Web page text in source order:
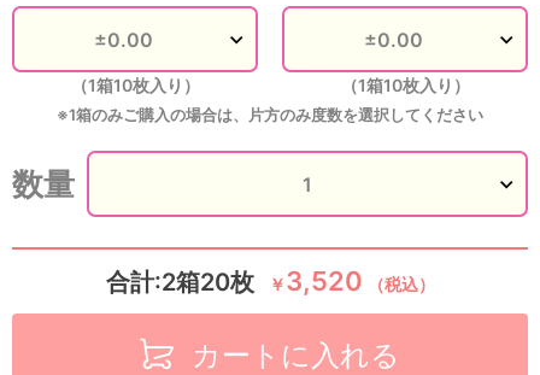
（1箱10枚入り） （1箱10枚入り）
※1箱のみご購入の場合は、片方のみ度数を選択してください
数量
合計:2箱20枚 ￥3,520 （税込）
カートに入れる